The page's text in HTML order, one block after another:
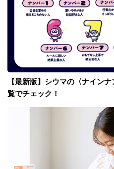
【最新版】シウマの〈ナイン
覧でチェック！